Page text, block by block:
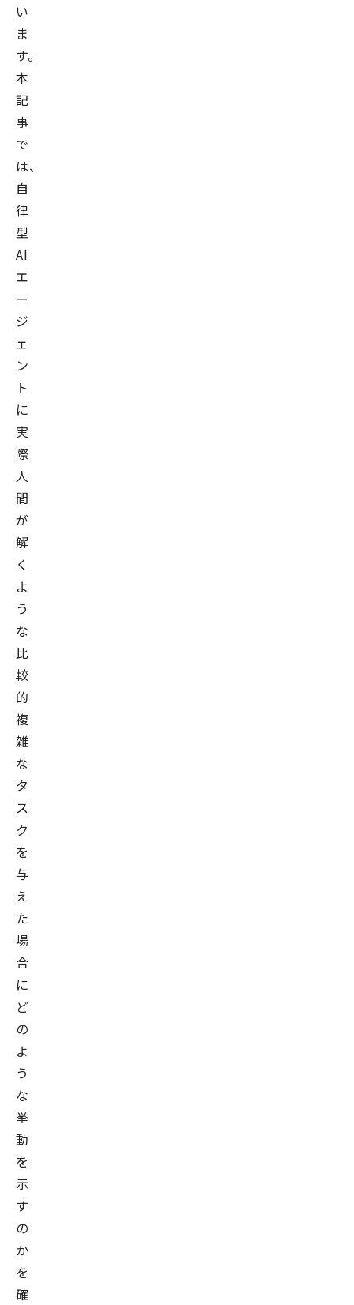
い
ま
す。
本
記
事
で
は、
自
律
型
AI
エ
ー
ジ
ェ
ン
ト
に
実
際
人
間
が
解
く
よ
う
な
比
較
的
複
雑
な
タ
ス
ク
を
与
え
た
場
合
に
ど
の
よ
う
な
挙
動
を
示
す
の
か
を
確